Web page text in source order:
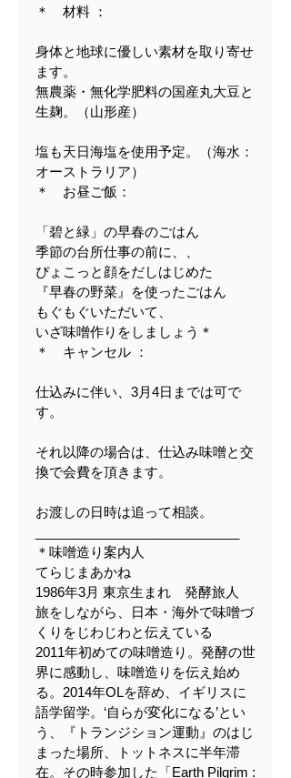
＊　材料 ：
身体と地球に優しい素材を取り寄せ
ます。
無農薬・無化学肥料の国産丸大豆と
生麹。（山形産）
塩も天日海塩を使用予定。（海水：
オーストラリア）
＊　お昼ご飯：
「碧と緑」の早春のごはん
季節の台所仕事の前に、、
ぴょこっと顔をだしはじめた
『早春の野菜』を使ったごはん
もぐもぐいただいて、
いざ味噌作りをしましょう＊
＊　キャンセル ：
仕込みに伴い、3月4日までは可で
す。
それ以降の場合は、仕込み味噌と交
換で会費を頂きます。
お渡しの日時は追って相談。
＊味噌造り案内人
てらじまあかね
1986年3月 東京生まれ　発酵旅人
旅をしながら、日本・海外で味噌づ
くりをじわじわと伝えている
2011年初めての味噌造り。発酵の世
界に感動し、味噌造りを伝え始め
る。2014年OLを辞め、イギリスに
語学留学。‘自らが変化になる’とい
う、『トランジション運動』のはじ
まった場所、トットネスに半年滞
在。その時参加した「Earth Pilgrim :